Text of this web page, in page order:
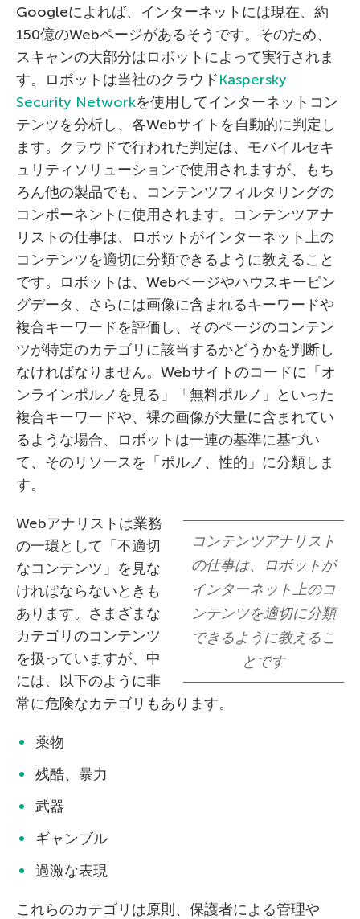
Googleによれば、インターネットには現在、約
150億のWebページがあるそうです。そのため、
スキャンの大部分はロボットによって実行されま
す。ロボットは当社のクラウドKaspersky
Security Networkを使用してインターネットコン
テンツを分析し、各Webサイトを自動的に判定し
ます。クラウドで行われた判定は、モバイルセキ
ュリティソリューションで使用されますが、もち
ろん他の製品でも、コンテンツフィルタリングの
コンポーネントに使用されます。コンテンツアナ
リストの仕事は、ロボットがインターネット上の
コンテンツを適切に分類できるように教えること
です。ロボットは、Webページやハウスキーピン
グデータ、さらには画像に含まれるキーワードや
複合キーワードを評価し、そのページのコンテン
ツが特定のカテゴリに該当するかどうかを判断し
なければなりません。Webサイトのコードに「オ
ンラインポルノを見る」「無料ポルノ」といった
複合キーワードや、裸の画像が大量に含まれてい
るような場合、ロボットは一連の基準に基づい
て、そのリソースを「ポルノ、性的」に分類しま
す。
コンテンツアナリスト
の仕事は、ロボットが
インターネット上のコ
ンテンツを適切に分類
できるように教えるこ
とです
Webアナリストは業務
の一環として「不適切
なコンテンツ」を見な
ければならないときも
あります。さまざまな
カテゴリのコンテンツ
を扱っていますが、中
には、以下のように非
常に危険なカテゴリもあります。
薬物
残酷、暴力
武器
ギャンブル
過激な表現
これらのカテゴリは原則、保護者による管理や